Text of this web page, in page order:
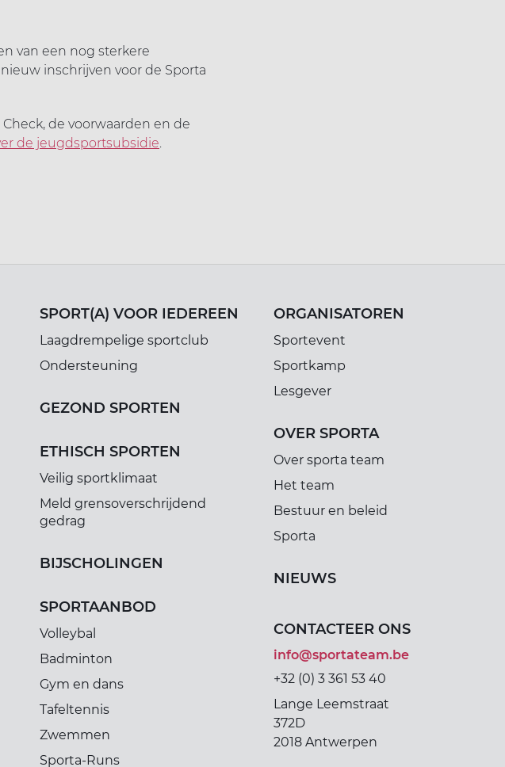
van een nog sterkere
inschrijven voor de Sporta
de voorwaarden en de
de jeugdsportsubsidie.
SPORT(A) VOOR IEDEREEN
Laagdrempelige sportclub
Ondersteuning
GEZOND SPORTEN
ETHISCH SPORTEN
Veilig sportklimaat
Meld grensoverschrijdend
gedrag
BIJSCHOLINGEN
SPORTAANBOD
Volleybal
Badminton
Gym en dans
Tafeltennis
Zwemmen
Sporta-Runs
ORGANISATOREN
Sportevent
Sportkamp
Lesgever
OVER SPORTA
Over sporta team
Het team
Bestuur en beleid
Sporta
NIEUWS
CONTACTEER ONS
info@sportateam.be
+32 (0) 3 361 53 40
Lange Leemstraat
372D
2018 Antwerpen